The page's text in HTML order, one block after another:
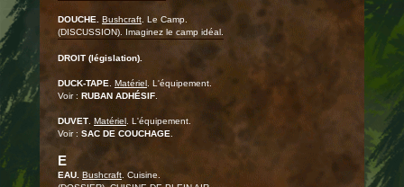
DOUCHE. Bushcraft . Le Camp.
(DISCUSSION). Imaginez le camp idéal.
DROIT (législation).
DUCK-TAPE Matériel . L'équipement.
Voir : RUBAN ADHÉSIF
DUVET Matériel . L'équipement.
Voir : SAC DE COUCHAGE
E
EAU. Bushcraft . Cuisine.